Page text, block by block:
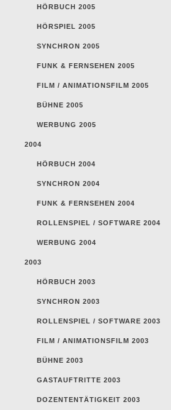
HÖRBUCH 2005
HÖRSPIEL 2005
SYNCHRON 2005
FUNK & FERNSEHEN 2005
FILM / ANIMATIONSFILM 2005
BÜHNE 2005
WERBUNG 2005
2004
HÖRBUCH 2004
SYNCHRON 2004
FUNK & FERNSEHEN 2004
ROLLENSPIEL / SOFTWARE 2004
WERBUNG 2004
2003
HÖRBUCH 2003
SYNCHRON 2003
ROLLENSPIEL / SOFTWARE 2003
FILM / ANIMATIONSFILM 2003
BÜHNE 2003
GASTAUFTRITTE 2003
DOZENTENTÄTIGKEIT 2003